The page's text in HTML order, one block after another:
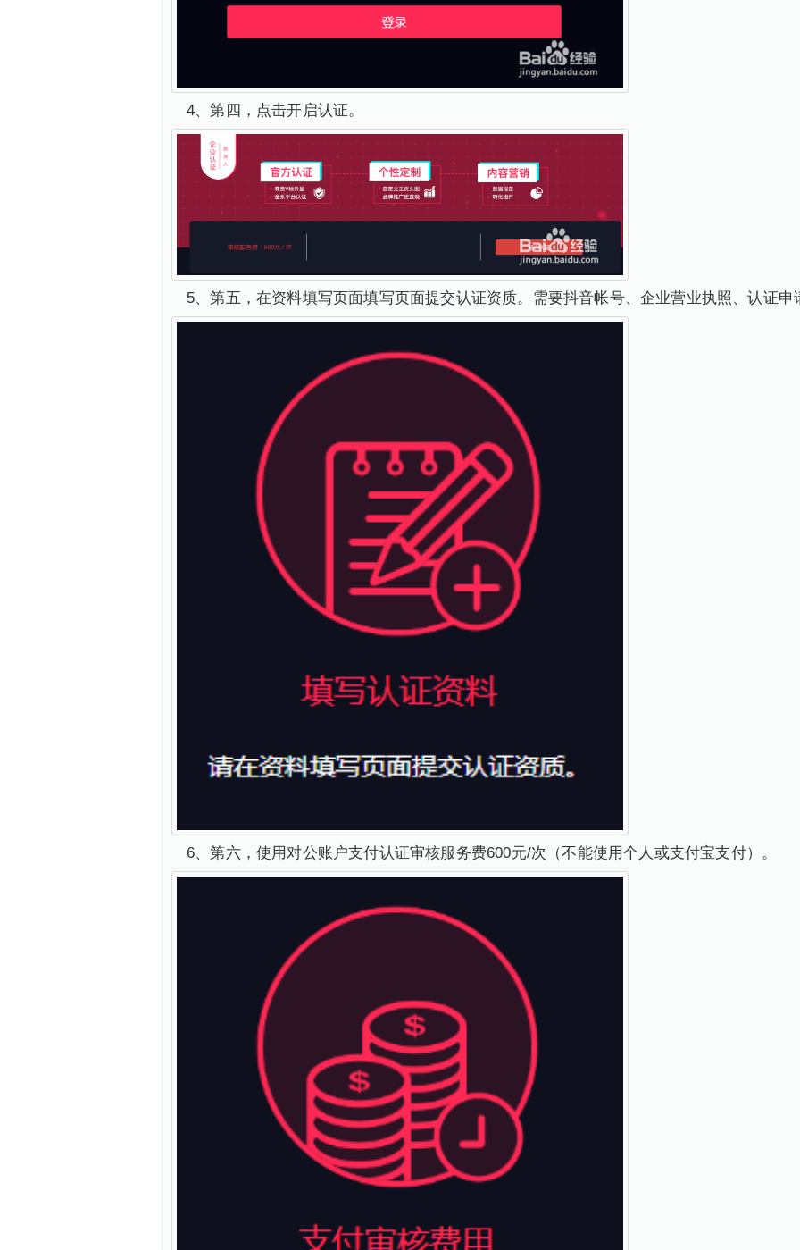
4、第四，点击开启认证。
5、第五，在资料填写页面填写页面提交认证资质。需要抖音帐号、企业营业执照、认证申
6、第六，使用对公账户支付认证审核服务费600元/次（不能使用个人或支付宝支付）。